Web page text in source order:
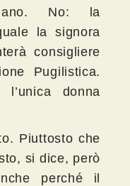
No: la
la signora
consigliere
Pugilistica.
donna
Piuttosto che
si dice, però
perché il